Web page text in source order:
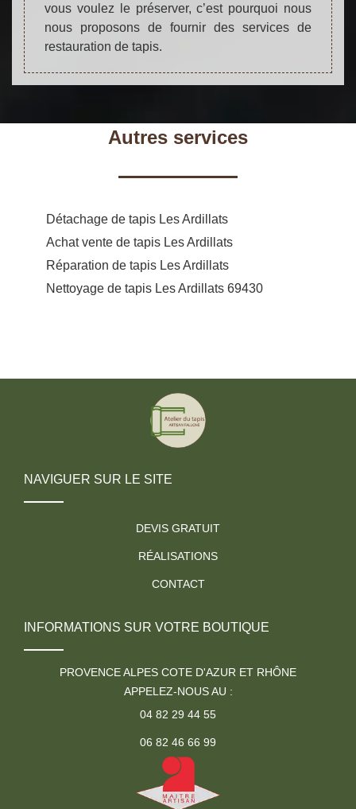
vous voulez le préserver, c’est pourquoi nous
nous proposons de fournir des services de
restauration de tapis.
Autres services
Détachage de tapis Les Ardillats
Achat vente de tapis Les Ardillats
Réparation de tapis Les Ardillats
Nettoyage de tapis Les Ardillats 69430
NAVIGUER SUR LE SITE
DEVIS GRATUIT
RÉALISATIONS
CONTACT
INFORMATIONS SUR VOTRE BOUTIQUE
PROVENCE ALPES COTE D'AZUR ET RHÔNE
APPELEZ-NOUS AU :
04 82 29 44 55
06 82 46 66 99